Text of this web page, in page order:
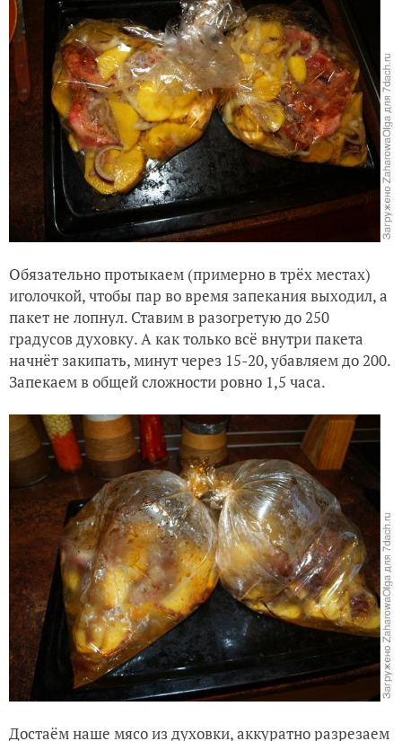
Обязательно протыкаем (примерно в трёх местах)
иголочкой, чтобы пар во время запекания выходил, а
пакет не лопнул. Ставим в разогретую до 250
градусов духовку. А как только всё внутри пакета
начнёт закипать, минут через 15-20, убавляем до 200.
Запекаем в общей сложности ровно 1,5 часа.
Достаём наше мясо из духовки, аккуратно разрезаем